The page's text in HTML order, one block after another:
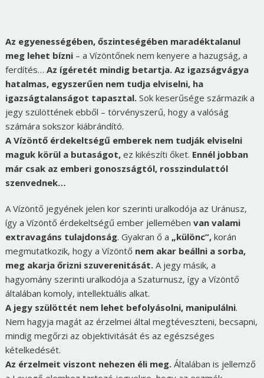
Az egyenességében, őszinteségében maradéktalanul
meg lehet bízni– a Vízöntőnek nem kenyere a hazugság, a
ferdítés… Az ígéretét mindig betartja. Az igazságvágya
hatalmas, egyszerűen nem tudja elviselni, ha
igazságtalanságot tapasztal. Sok keserűsége származik a
jegy szülöttének ebből – törvényszerű, hogy a valóság
számára sokszor kiábrándító.
A Vízöntő érdekeltségű emberek nem tudják elviselni
maguk körül a butaságot,ez kikészíti őket. Ennél jobban
már csak az emberi gonoszságtól, rosszindulattól
szenvednek…
A Vízöntő jegyének jelen kor szerinti uralkodója az Uránusz,
így a Vízöntő érdekeltségű ember jellemében van valami
extravagáns tulajdonság. Gyakran ő a „különc”,korán
megmutatkozik, hogy a Vízöntő nem akar beállni a sorba,
meg akarja őrizni szuverenitását.A jegy másik, a
hagyomány szerinti uralkodója a Szaturnusz, így a Vízöntő
általában komoly, intellektuális alkat.
A jegy szülöttét nem lehet befolyásolni, manipulálni.
Nem hagyja magát az érzelmei által megtéveszteni, becsapni,
mindig megőrzi az objektivitását és az egészséges
kételkedését.
Az érzelmeit viszont nehezen éli meg.Általában is jellemző